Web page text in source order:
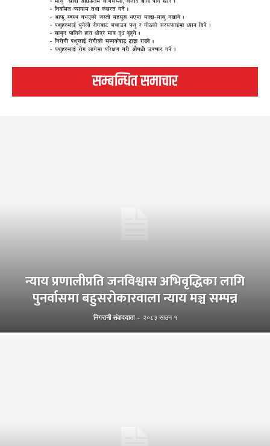
सम्बन्धित समाचार
न्याय प्रणालीप्रति जनविश्वास अभिवृद्धिका लागि
पुनर्वासमा बहुसरोकारवाला न्याय मञ्च सम्पन्न
निगरानी संवाददाता - २०८३ साउन १